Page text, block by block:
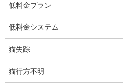
GPS調査
車両調査
浮気調査地域
浮気調査関連調査
低料金プラン
低料金システム
猫失踪
猫行方不明